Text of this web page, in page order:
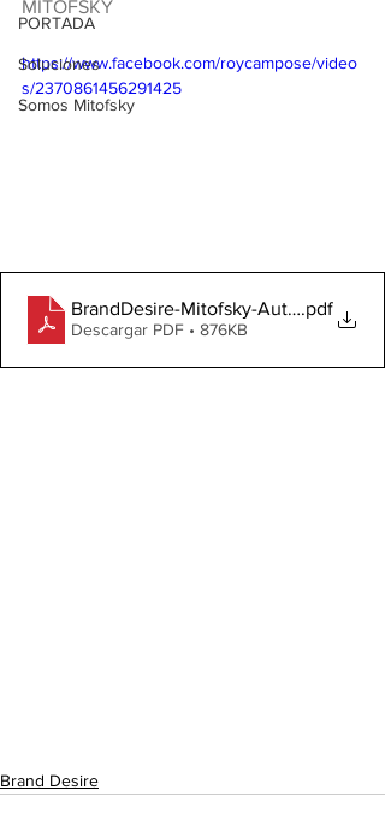
PORTADA
Soluciones
Somos Mitofsky
MITOFSKY
https://www.facebook.com/roycampose/video
s/2370861456291425
BrandDesire-Mitofsky-Autobuses
.pdf
Descargar PDF • 876KB
Brand Desire